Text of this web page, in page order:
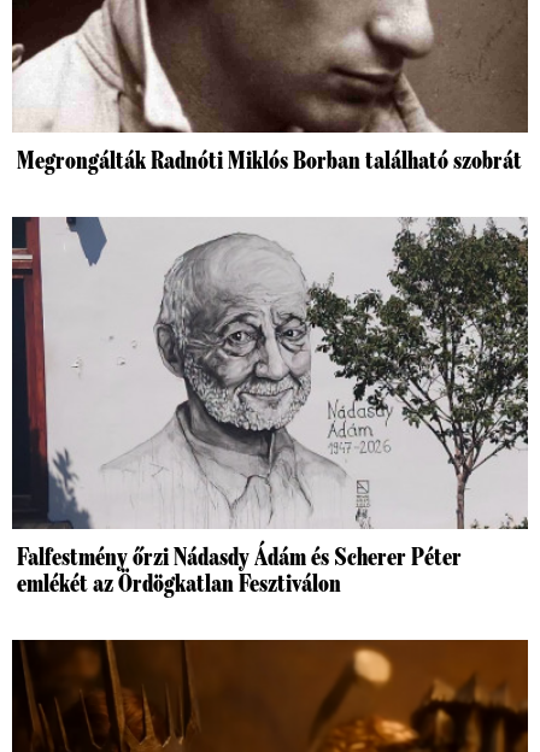
Megrongálták Radnóti Miklós Borban található szobrát
Falfestmény őrzi Nádasdy Ádám és Scherer Péter
emlékét az Ördögkatlan Fesztiválon